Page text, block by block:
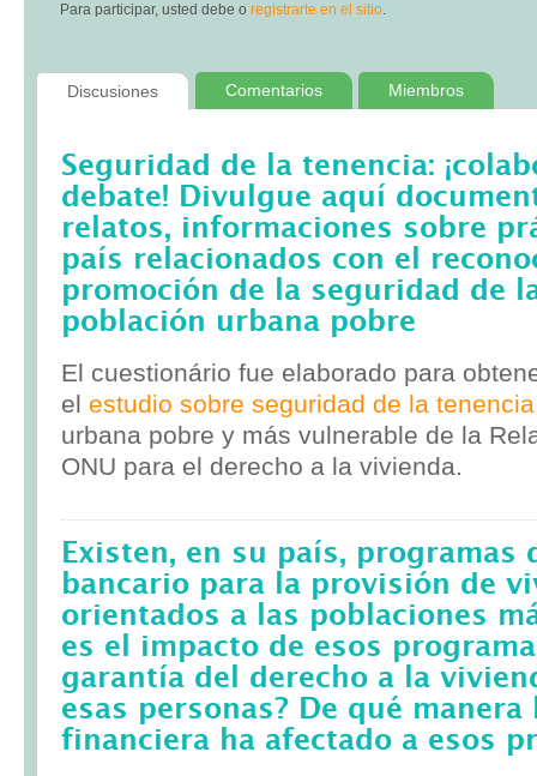
Para participar, usted debe o registrarte en el sitio.
Discusiones Comentarios Miembros
Seguridad de la tenencia:
debate! Divulgue aquí
relatos, informaciones sobre
país relacionados con el
promoción de la seguridad de
población urbana pobre
El cuestionário fue elaborado para
el estudio sobre seguridad de la tenencia
urbana pobre y más vulnerable de la
ONU para el derecho a la vivienda.
Existen, en su país, programas
bancario para la provisión de
orientados a las poblaciones
es el impacto de esos
garantía del derecho a la
esas personas? De qué
financiera ha afectado a esos